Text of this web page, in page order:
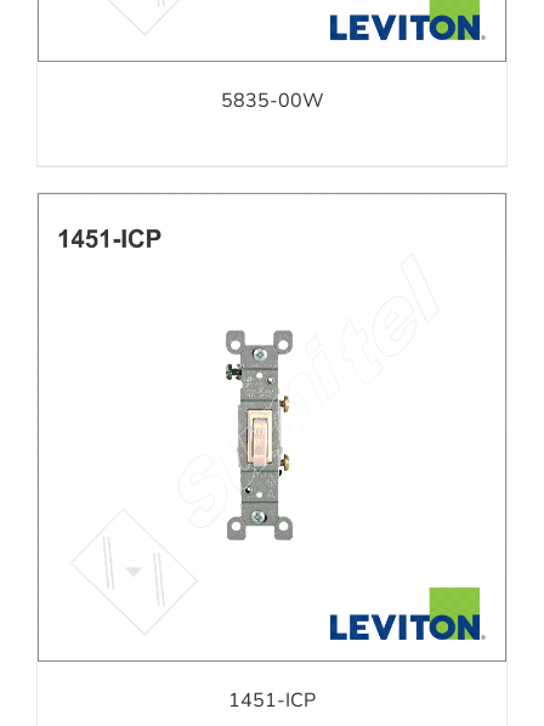
5835-00W
1451-ICP